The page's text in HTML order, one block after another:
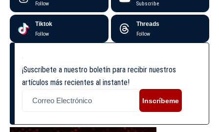
Follow Subscribe
Tiktok
Follow
Threads
Follow
¡Suscríbete a nuestro boletín para recibir nuestros
artículos más recientes al instante!
Inscríbeme